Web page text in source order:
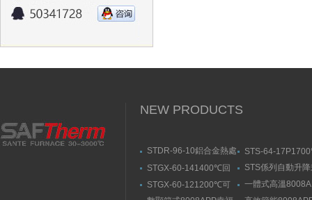
NEW PRODUCTS
STDR-96-10鋁合金熱處
理爐-箱式幸福宝污APP
STS-64-
動升降式燒結爐
STGX-60-141400℃回
轉幸福宝污版下载（剛
STS係列自動升
結爐
STGX-60-121200℃可
傾斜幸福宝污版下载
一體式高溫
福宝隐藏入口